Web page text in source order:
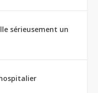
sérieusement un